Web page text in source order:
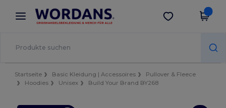
× Wordans App
Bessere Preise in der App!
App holen
Startseite Basic Kleidung | Accessoires
Pullover & Fleece
Hoodies
Unisex Build Your Brand BY268